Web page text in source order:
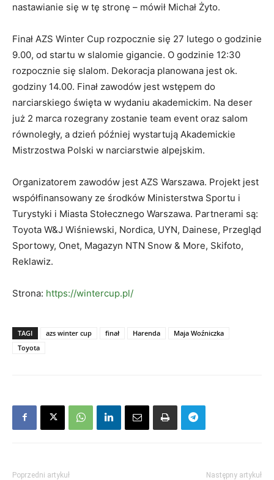
nastawianie się w tę stronę – mówił Michał Żyto.
Finał AZS Winter Cup rozpocznie się 27 lutego o godzinie
9.00, od startu w slalomie gigancie. O godzinie 12:30
rozpocznie się slalom. Dekoracja planowana jest ok.
godziny 14.00. Finał zawodów jest wstępem do
narciarskiego święta w wydaniu akademickim. Na deser
już 2 marca rozegrany zostanie team event oraz salom
równoległy, a dzień później wystartują Akademickie
Mistrzostwa Polski w narciarstwie alpejskim.
Organizatorem zawodów jest AZS Warszawa. Projekt jest
współfinansowany ze środków Ministerstwa Sportu i
Turystyki i Miasta Stołecznego Warszawa. Partnerami są:
Toyota W&J Wiśniewski, Nordica, UYN, Dainese, Przegląd
Sportowy, Onet, Magazyn NTN Snow & More, Skifoto,
Reklawiz.
Strona: https://wintercup.pl/
TAGI azs winter cup finał Harenda
Maja Woźniczka
Toyota
Poprzedni artykuł Następny artykuł